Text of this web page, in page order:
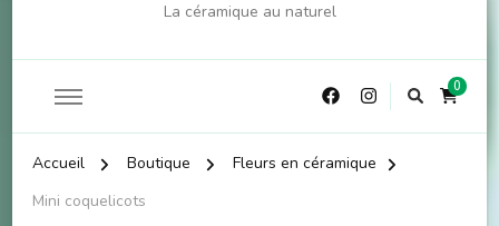
La céramique au naturel
0
Accueil Boutique
Fleurs en céramique
Mini coquelicots